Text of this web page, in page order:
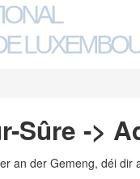
Sûre ->
an der Gemeng, déi